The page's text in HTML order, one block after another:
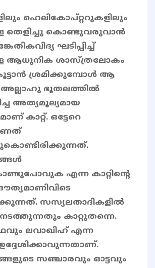
ഹെലികോപ്റ്ററുകളിലും
തെളിച്ചു കൊണ്ടുവരുവാൻ
ഘടിപ്പിച്ച്
ആധുനിക ശാസ്ത്രലോകം
ശ്രമിക്കുമ്പോൾ ആ
അല്ലാഹു ഭൂതലത്തില്‍
അത്യമൂല്യമായ
കാറ്റ്. ഒട്ടേറെ
എന്ന കാറ്റിന്റെ
സസ്യലതാദികളില്‍
കാറ്റുതന്നെ.
ലവാഖിഹ് എന്ന
സഞ്ചാരവും ഓട്ടവും